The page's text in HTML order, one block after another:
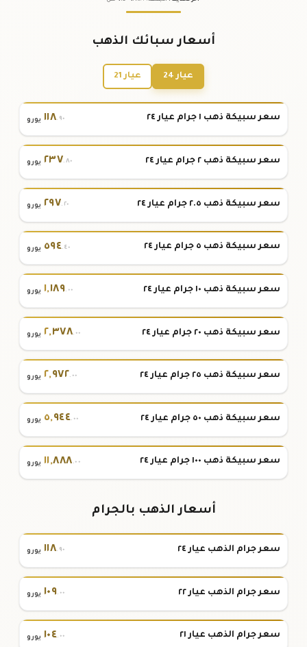
أسعار سبائك الذهب
عيار 24 عيار 21
سعر سبيكة ذهب ١ جرام عيار ٢٤ ١١٨.٩٠ يورو
سعر سبيكة ذهب ٢ جرام عيار ٢٤ ٢٣٧.٨٠ يورو
سعر سبيكة ذهب ٢.٥ جرام عيار ٢٤ ٢٩٧.٢٠ يورو
سعر سبيكة ذهب ٥ جرام عيار ٢٤ ٥٩٤.٤٠ يورو
سعر سبيكة ذهب ١٠ جرام عيار ٢٤ ١,١٨٩.٠٠ يورو
سعر سبيكة ذهب ٢٠ جرام عيار ٢٤ ٢,٣٧٨.٠٠ يورو
سعر سبيكة ذهب ٢٥ جرام عيار ٢٤ ٢,٩٧٢.٠٠ يورو
سعر سبيكة ذهب ٥٠ جرام عيار ٢٤ ٥,٩٤٤.٠٠ يورو
سعر سبيكة ذهب ١٠٠ جرام عيار ٢٤ ١١,٨٨٨.٠٠ يورو
أسعار الذهب بالجرام
سعر جرام الذهب عيار ٢٤ ١١٨.٩٠ يورو
سعر جرام الذهب عيار ٢٢ ١٠٩.٠٠ يورو
سعر جرام الذهب عيار ٢١ ١٠٤.٠٠ يورو